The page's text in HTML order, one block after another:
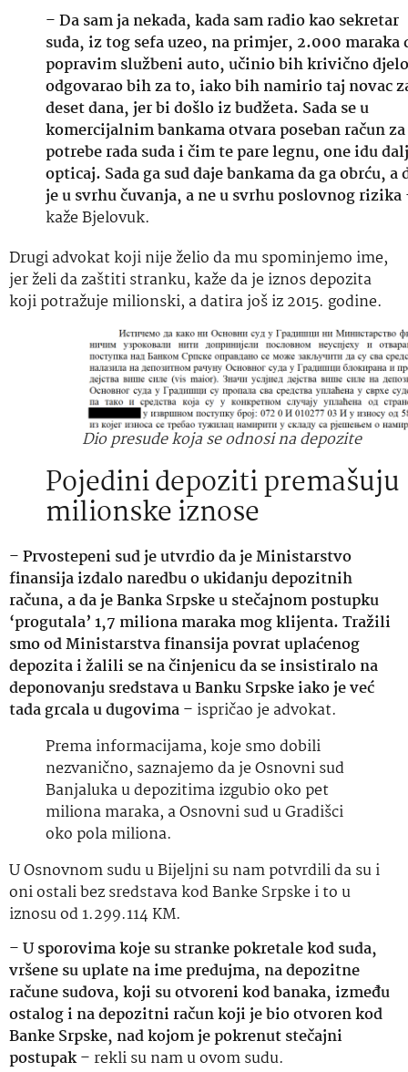
–Da sam ja nekada, kada sam radio kao sekretar
suda, iz tog sefa uzeo, na primjer, 2.000 maraka
popravim službeni auto, učinio bih krivično
odgovarao bih za to, iako bih namirio taj novac
deset dana, jer bi došlo iz budžeta. Sada se u
komercijalnim bankama otvara poseban račun za
potrebe rada suda i čim te pare legnu, one idu
opticaj. Sada ga sud daje bankama da ga obrću, a
je u svrhu čuvanja, a ne u svrhu poslovnog rizika
kaže Bjelovuk.
Drugi advokat koji nije želio da mu spominjemo ime,
jer želi da zaštiti stranku, kaže da je iznos depozita
koji potražuje milionski, a datira još iz 2015. godine.
Dio presude koja se odnosi na depozite
Pojedini depoziti premašuju
milionske iznose
–Prvostepeni sud je utvrdio da je Ministarstvo
finansija izdalo naredbu o ukidanju depozitnih
računa, a da je Banka Srpske u stečajnom postupku
‘progutala’ 1,7 miliona maraka mog klijenta. Tražili
smo od Ministarstva finansija povrat uplaćenog
depozita i žalili se na činjenicu da se insistiralo na
deponovanju sredstava u Banku Srpske iako je već
tada grcala u dugovima– ispričao je advokat.
Prema informacijama, koje smo dobili
nezvanično, saznajemo da je Osnovni sud
Banjaluka u depozitima izgubio oko pet
miliona maraka, a Osnovni sud u Gradišci
oko pola miliona.
U Osnovnom sudu u Bijeljni su nam potvrdili da su i
oni ostali bez sredstava kod Banke Srpske i to u
iznosu od 1.299.114 KM.
–U sporovima koje su stranke pokretale kod suda,
vršene su uplate na ime predujma, na depozitne
račune sudova, koji su otvoreni kod banaka, između
ostalog i na depozitni račun koji je bio otvoren kod
Banke Srpske, nad kojom je pokrenut stečajni
postupak– rekli su nam u ovom sudu.